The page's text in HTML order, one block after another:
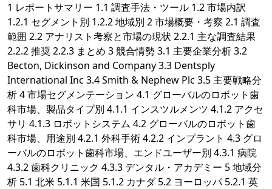
1 レポートサマリー 1.1 調査手法・ツール 1.2 市場内訳
1.2.1 セグメント別 1.2.2 地域別 2 市場概要・考察 2.1 調査
範囲 2.2 アナリスト考察と市場の現状 2.2.1 主な調査結果
2.2.2 推奨 2.2.3 まとめ 3 競合情勢 3.1 主要企業分析 3.2
Becton, Dickinson and Company 3.3 Dentsply
International Inc 3.4 Smith & Nephew Plc 3.5 主要戦略分
析 4 市場セグメンテーション 4.1 グローバルのロボット歯
科市場、製品タイプ別 4.1.1 インスツルメンツ 4.1.2 アクセ
サリ 4.1.3 ロボットシステム 4.2 グローバルのロボット歯
科市場、用途別 4.2.1 外科手術 4.2.2 インプラント 4.3 グロ
ーバルのロボット歯科市場、エンドユーザー別 4.3.1 病院
4.3.2 歯科クリニック 4.3.3 デンタル・アカデミー 5 地域分
析 5.1 北米 5.1.1 米国 5.1.2 カナダ 5.2 ヨーロッパ 5.2.1 英